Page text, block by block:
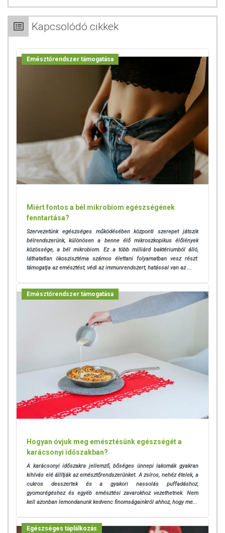
Kapcsolódó cikkek
Emésztőrendszer támogatása
Miért fontos a bél mikrobiom egészségének
fenntartása?
Szervezetünk egészséges működésében központi szerepet játszik
bélrendszerünk, különösen a benne élő mikroszkopikus élőlények
közössége, a bél mikrobiom. Ez a több milliárd baktériumból álló,
láthatatlan ökoszisztéma számos élettani folyamatban vesz részt:
támogatja az emésztést, védi az immunrendszert, hatással van az ...
Emésztőrendszer támogatása
Hogyan óvjuk meg emésztésünk egészségét a
karácsonyi időszakban?
A karácsonyi időszakra jellemző, bőséges ünnepi lakomák gyakran
kihívás elé állítják az emésztőrendszerünket. A zsíros, nehéz ételek, a
cukros desszertek és a gyakori nassolás puffadáshoz,
gyomorégéshez és egyéb emésztési zavarokhoz vezethetnek. Nem
kell azonban lemondanunk kedvenc finomságainkról ahhoz, hogy me...
Egészséges táplálkozás